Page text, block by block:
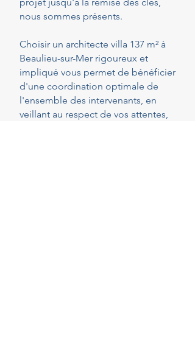
nous sommes présents.
Choisir un architecte villa 137 m² à
Beaulieu-sur-Mer rigoureux et
impliqué vous permet de bénéficier
d'une coordination optimale de
l'ensemble des intervenants, en
veillant au respect de vos attentes,